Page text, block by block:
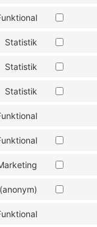
Statistik
Statistik
Statistik